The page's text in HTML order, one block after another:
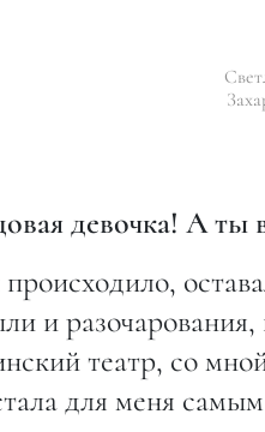
девочка! А ты
и разочарования,
театр, со
для меня